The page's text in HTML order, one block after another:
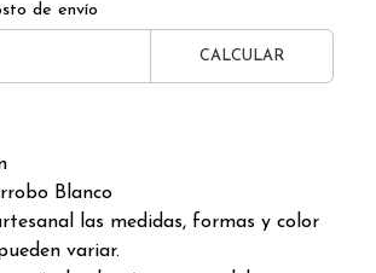
de envío
CALCULAR
Blanco
las medidas, formas y color
variar.